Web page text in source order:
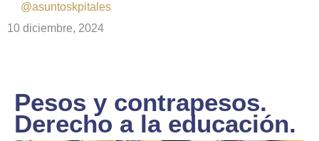
@asuntoskpitales
10 diciembre, 2024
Pesos y contrapesos.
Derecho a la educación.